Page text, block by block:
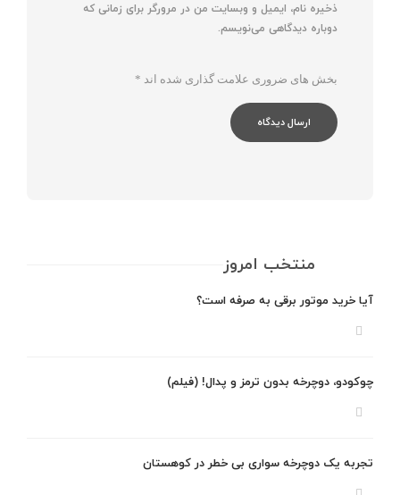
ذخیره نام، ایمیل و وبسایت من در مرورگر برای زمانی که
دوباره دیدگاهی می‌نویسم.
بخش های ضروری علامت گذاری شده اند *
منتخب امروز
آیا خرید موتور برقی به صرفه است؟
چوکودو، دوچرخه بدون ترمز و پدال! (فیلم)
تجربه یک دوچرخه سواری بی خطر در کوهستان